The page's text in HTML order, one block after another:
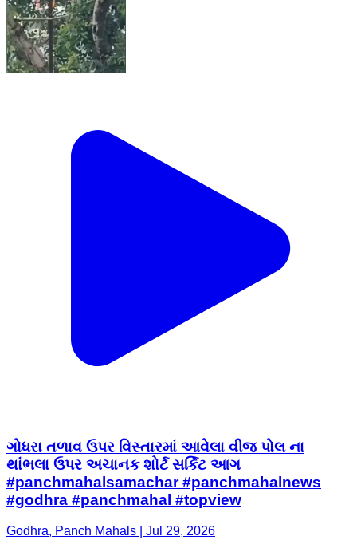
ગોધરા તળાવ ઉપર વિસ્તારમાં આવેલા વીજ પોલ ના
થાંભલા ઉપર અચાનક શોર્ટ સર્કિટ આગ
#panchmahalsamachar #panchmahalnews
#godhra #panchmahal #topview
Godhra, Panch Mahals | Jul 29, 2026